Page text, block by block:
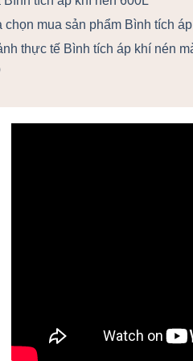
chọn mua sản phẩm Bình tích
thực tế Bình tích áp khí nén